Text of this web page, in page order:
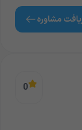
مشاوره
0